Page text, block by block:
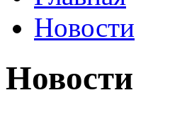
Новости
Новости